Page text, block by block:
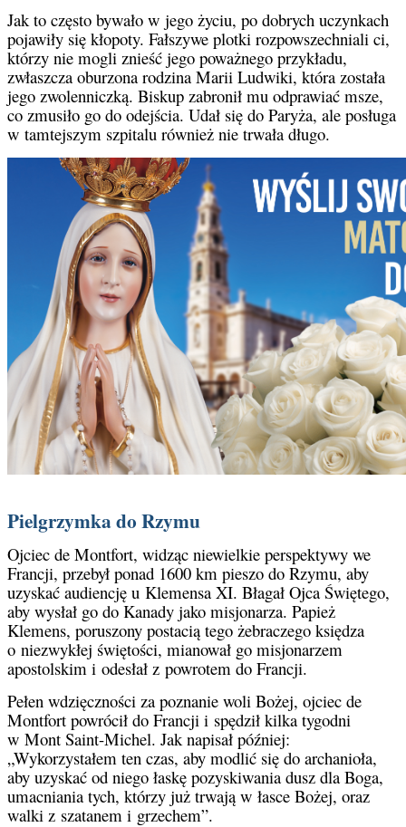
Jak to często bywało w jego życiu, po dobrych uczynkach
pojawiły się kłopoty. Fałszywe plotki rozpowszechniali ci,
którzy nie mogli znieść jego poważnego przykładu,
zwłaszcza oburzona rodzina Marii Ludwiki, która została
jego zwolenniczką. Biskup zabronił mu odprawiać msze,
co zmusiło go do odejścia. Udał się do Paryża, ale posługa
w tamtejszym szpitalu również nie trwała długo.
Pielgrzymka do Rzymu
Ojciec de Montfort, widząc niewielkie perspektywy we
Francji, przebył ponad 1600 km pieszo do Rzymu, aby
uzyskać audiencję u Klemensa XI. Błagał Ojca Świętego,
aby wysłał go do Kanady jako misjonarza. Papież
Klemens, poruszony postacią tego żebraczego księdza
o niezwykłej świętości, mianował go misjonarzem
apostolskim i odesłał z powrotem do Francji.
Pełen wdzięczności za poznanie woli Bożej, ojciec de
Montfort powrócił do Francji i spędził kilka tygodni
w Mont Saint-Michel. Jak napisał później:
„Wykorzystałem ten czas, aby modlić się do archanioła,
aby uzyskać od niego łaskę pozyskiwania dusz dla Boga,
umacniania tych, którzy już trwają w łasce Bożej, oraz
walki z szatanem i grzechem”.